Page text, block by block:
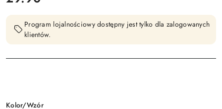
Program lojalnościowy dostępny jest tylko dla zalogowanych
klientów.
Wariant
Kolor/Wzór